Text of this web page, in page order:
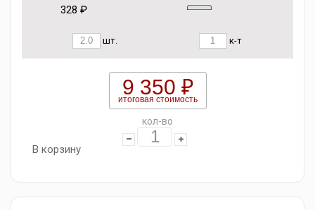
328 ₽
шт. к-т
9 350 ₽
итоговая стоимость
кол-во
В корзину